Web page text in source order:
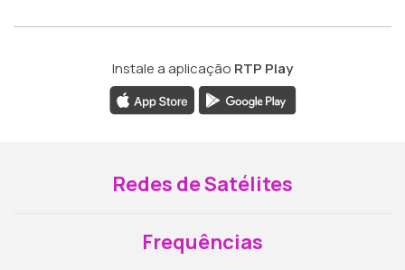
Instale a aplicação RTP Play
Redes de Satélites
Frequências